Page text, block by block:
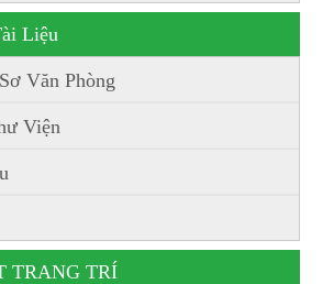
Liệu
Văn Phòng
Viện
TRANG TRÍ